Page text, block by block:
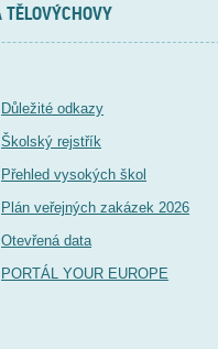
Důležité odkazy
Školský rejstřík
Přehled vysokých škol
Plán veřejných zakázek 2026
Otevřená data
PORTÁL YOUR EUROPE